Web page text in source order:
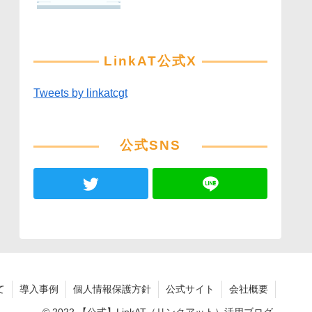
LinkAT公式X
Tweets by linkatcgt
公式SNS
導入事例 個人情報保護方針 公式サイト 会社概要